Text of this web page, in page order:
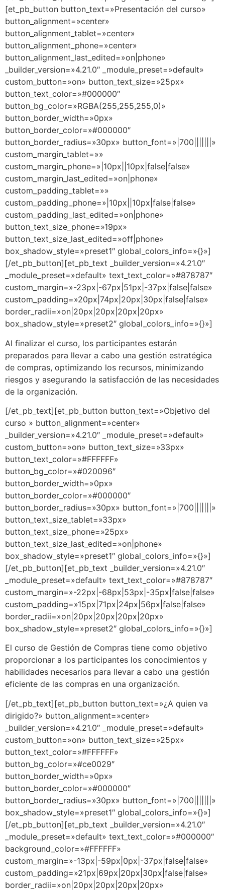
[et_pb_button button_text=»Presentación del curso»
button_alignment=»center»
button_alignment_tablet=»center»
button_alignment_phone=»center»
button_alignment_last_edited=»on|phone»
_builder_version=»4.21.0″ _module_preset=»default»
custom_button=»on» button_text_size=»25px»
button_text_color=»#000000″
button_bg_color=»RGBA(255,255,255,0)»
button_border_width=»0px»
button_border_color=»#000000″
button_border_radius=»30px» button_font=»|700|||||||»
custom_margin_tablet=»»
custom_margin_phone=»|10px||10px|false|false»
custom_margin_last_edited=»on|phone»
custom_padding_tablet=»»
custom_padding_phone=»|10px||10px|false|false»
custom_padding_last_edited=»on|phone»
button_text_size_phone=»19px»
button_text_size_last_edited=»off|phone»
box_shadow_style=»preset1″ global_colors_info=»{}»]
[/et_pb_button][et_pb_text _builder_version=»4.21.0″
_module_preset=»default» text_text_color=»#878787″
custom_margin=»-23px|-67px|51px|-37px|false|false»
custom_padding=»20px|74px|20px|30px|false|false»
border_radii=»on|20px|20px|20px|20px»
box_shadow_style=»preset2″ global_colors_info=»{}»]
Al finalizar el curso, los participantes estarán
preparados para llevar a cabo una gestión estratégica
de compras, optimizando los recursos, minimizando
riesgos y asegurando la satisfacción de las necesidades
de la organización.
[/et_pb_text][et_pb_button button_text=»Objetivo del
curso » button_alignment=»center»
_builder_version=»4.21.0″ _module_preset=»default»
custom_button=»on» button_text_size=»33px»
button_text_color=»#FFFFFF»
button_bg_color=»#020096″
button_border_width=»0px»
button_border_color=»#000000″
button_border_radius=»30px» button_font=»|700|||||||»
button_text_size_tablet=»33px»
button_text_size_phone=»25px»
button_text_size_last_edited=»on|phone»
box_shadow_style=»preset1″ global_colors_info=»{}»]
[/et_pb_button][et_pb_text _builder_version=»4.21.0″
_module_preset=»default» text_text_color=»#878787″
custom_margin=»-22px|-68px|53px|-35px|false|false»
custom_padding=»15px|71px|24px|56px|false|false»
border_radii=»on|20px|20px|20px|20px»
box_shadow_style=»preset2″ global_colors_info=»{}»]
El curso de Gestión de Compras tiene como objetivo
proporcionar a los participantes los conocimientos y
habilidades necesarios para llevar a cabo una gestión
eficiente de las compras en una organización.
[/et_pb_text][et_pb_button button_text=»¿A quien va
dirigido?» button_alignment=»center»
_builder_version=»4.21.0″ _module_preset=»default»
custom_button=»on» button_text_size=»25px»
button_text_color=»#FFFFFF»
button_bg_color=»#ce0029″
button_border_width=»0px»
button_border_color=»#000000″
button_border_radius=»30px» button_font=»|700|||||||»
box_shadow_style=»preset1″ global_colors_info=»{}»]
[/et_pb_button][et_pb_text _builder_version=»4.21.0″
_module_preset=»default» text_text_color=»#000000″
background_color=»#FFFFFF»
custom_margin=»-13px|-59px|0px|-37px|false|false»
custom_padding=»21px|69px|20px|30px|false|false»
border_radii=»on|20px|20px|20px|20px»